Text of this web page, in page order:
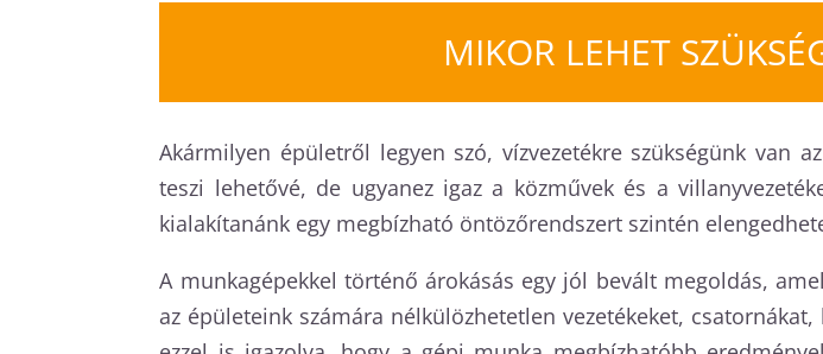
MIKOR LEHET
Akármilyen épületről legyen szó, vízvezetékre szükségünk van
teszi lehetővé, de ugyanez igaz a közművek és a
kialakítanánk egy megbízható öntözőrendszert szintén
A munkagépekkel történő árokásás egy jól bevált megoldás,
az épületeink számára nélkülözhetetlen vezetékeket,